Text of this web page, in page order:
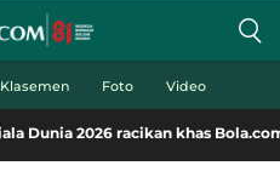
Klasemen Foto Video
khas Bola.com. Klik di sini!